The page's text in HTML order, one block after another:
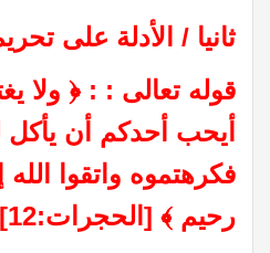
ثانيا / الأدلة على
قوله تعالى : : ﴿ ولا
أيحب أحدكم أن يأكل
فكرهتموه واتقوا
رحيم ﴾ [الحجرات:12]